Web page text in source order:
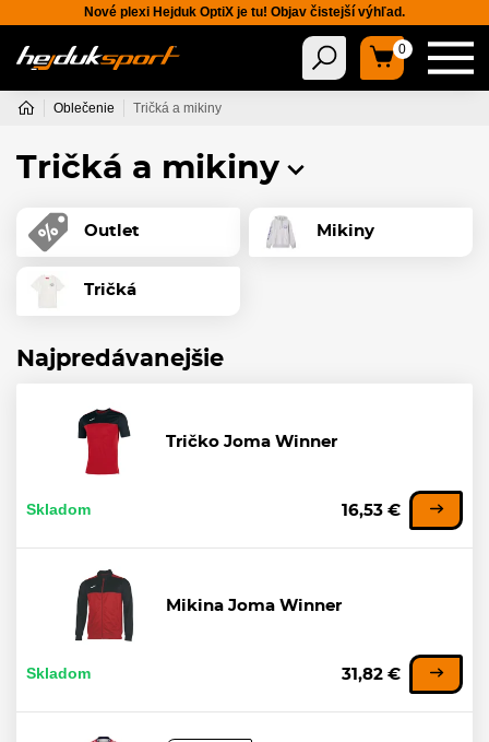
Nové plexi Hejduk OptiX je tu! Objav čistejší výhľad.
0
Oblečenie Tričká a mikiny
Tričká a mikiny
Outlet Mikiny
Tričká
Najpredávanejšie
Tričko Joma Winner
Skladom 16,53 €
Mikina Joma Winner
Skladom 31,82 €